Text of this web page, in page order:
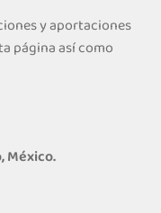
y aportaciones
página así como
México.